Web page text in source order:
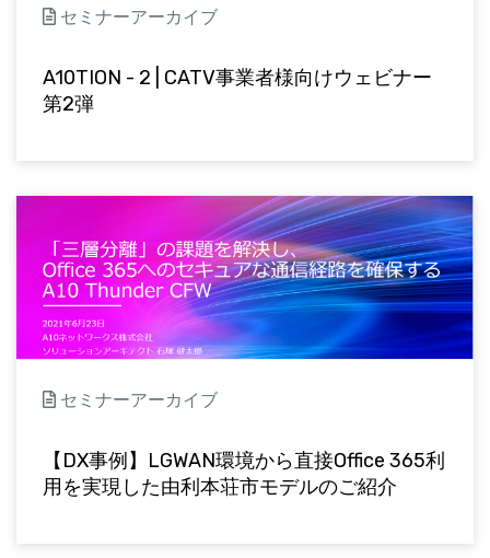
セミナーアーカイブ
A10TION - 2 | CATV事業者様向けウェビナー
第2弾
セミナーアーカイブ
【DX事例】LGWAN環境から直接Office 365利
用を実現した由利本荘市モデルのご紹介